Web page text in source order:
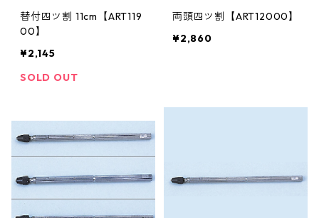
替付四ツ割 11cm【ART119
00】
¥2,145
SOLD OUT
両頭四ツ割【ART12000】
¥2,860